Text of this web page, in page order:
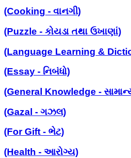
(Cooking - વાનગી)
(Puzzle - કોયડા તથા ઉખાણાં)
(Language Learning &
(Essay - નિબંધો)
(General Knowledge -
(Gazal - ગઝલ)
(For Gift - ભેટ)
(Health - આરોગ્ય)